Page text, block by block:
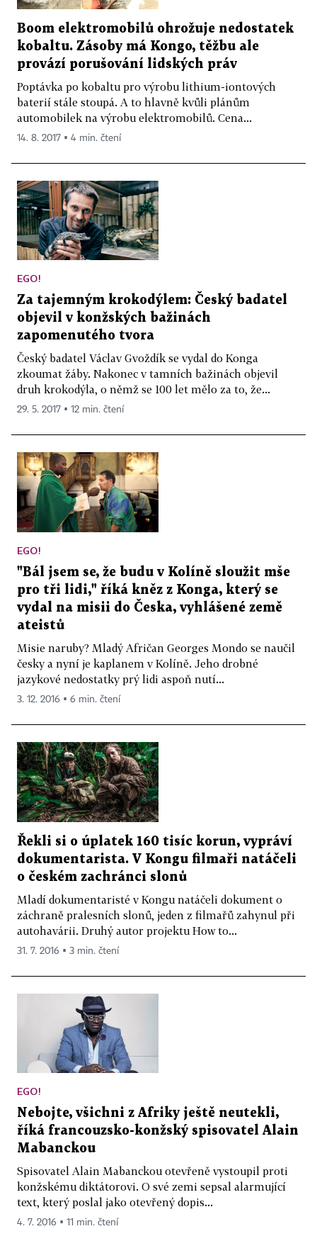
Boom elektromobilů ohrožuje nedostatek
kobaltu. Zásoby má Kongo, těžbu ale
provází porušování lidských práv
Poptávka po kobaltu pro výrobu lithium-iontových
baterií stále stoupá. A to hlavně kvůli plánům
automobilek na výrobu elektromobilů. Cena...
14. 8. 2017 ▪ 4 min. čtení
EGO!
Za tajemným krokodýlem: Český badatel
objevil v konžských bažinách
zapomenutého tvora
Český badatel Václav Gvoždík se vydal do Konga
zkoumat žáby. Nakonec v tamních bažinách objevil
druh krokodýla, o němž se 100 let mělo za to, že...
29. 5. 2017 ▪ 12 min. čtení
EGO!
"Bál jsem se, že budu v Kolíně sloužit mše
pro tři lidi," říká kněz z Konga, který se
vydal na misii do Česka, vyhlášené země
ateistů
Misie naruby? Mladý Afričan Georges Mondo se naučil
česky a nyní je kaplanem v Kolíně. Jeho drobné
jazykové nedostatky prý lidi aspoň nutí...
3. 12. 2016 ▪ 6 min. čtení
Řekli si o úplatek 160 tisíc korun, vypráví
dokumentarista. V Kongu filmaři natáčeli
o českém zachránci slonů
Mladí dokumentaristé v Kongu natáčeli dokument o
záchraně pralesních slonů, jeden z filmařů zahynul při
autohavárii. Druhý autor projektu How to...
31. 7. 2016 ▪ 3 min. čtení
EGO!
Nebojte, všichni z Afriky ještě neutekli,
říká francouzsko-konžský spisovatel Alain
Mabanckou
Spisovatel Alain Mabanckou otevřeně vystoupil proti
konžskému diktátorovi. O své zemi sepsal alarmující
text, který poslal jako otevřený dopis...
4. 7. 2016 ▪ 11 min. čtení